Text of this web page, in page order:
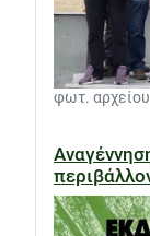
φωτ. αρχείου